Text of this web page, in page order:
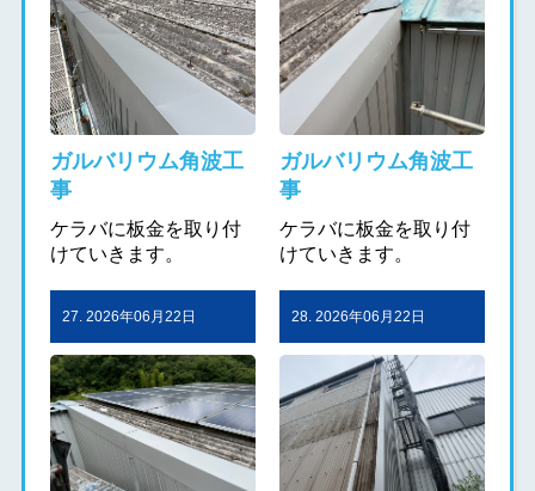
ガルバリウム角波工
事
ケラバに板金を取り付
けていきます。
ガルバリウム角波工
事
ケラバに板金を取り付
けていきます。
27. 2026年06月22日 28. 2026年06月22日